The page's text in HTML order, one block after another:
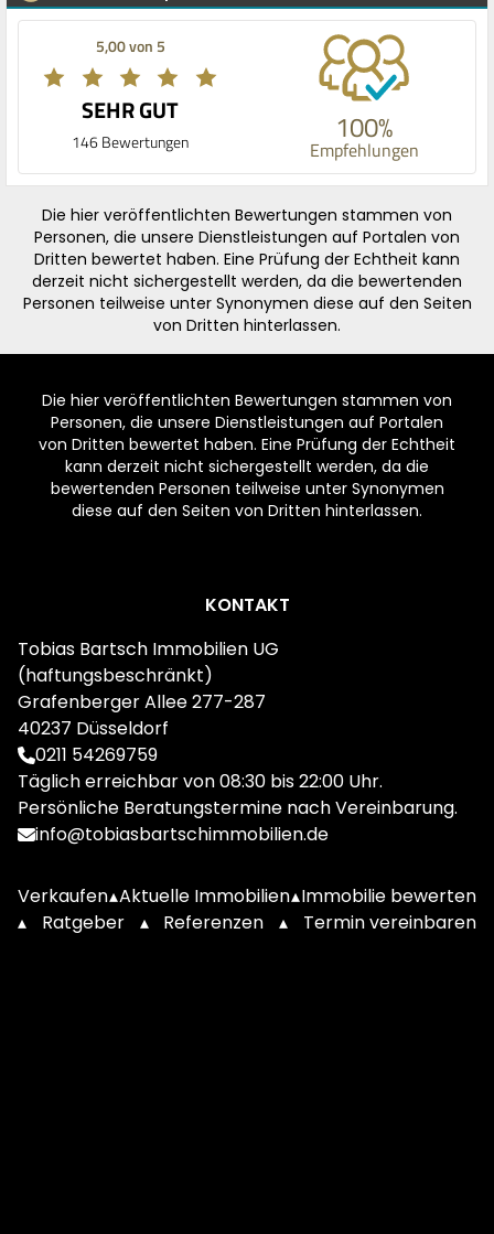
5,00 von 5
SEHR GUT
146 Bewertungen 100%
Empfehlungen
Die hier veröffentlichten Bewertungen stammen von
Personen, die unsere Dienstleistungen auf Portalen von
Dritten bewertet haben. Eine Prüfung der Echtheit kann
derzeit nicht sichergestellt werden, da die bewertenden
Personen teilweise unter Synonymen diese auf den Seiten
von Dritten hinterlassen.
Die hier veröffentlichten Bewertungen stammen von
Personen, die unsere Dienstleistungen auf Portalen
von Dritten bewertet haben. Eine Prüfung der Echtheit
kann derzeit nicht sichergestellt werden, da die
bewertenden Personen teilweise unter Synonymen
diese auf den Seiten von Dritten hinterlassen.
KONTAKT
Tobias Bartsch Immobilien UG
(haftungsbeschränkt)
Grafenberger Allee 277-287
40237 Düsseldorf
0211 54269759
Täglich erreichbar von 08:30 bis 22:00 Uhr.
Persönliche Beratungstermine nach Vereinbarung.
info@tobiasbartschimmobilien.de
Verkaufen▴Aktuelle Immobilien▴Immobilie bewerten
▴
Ratgeber ▴ Referenzen ▴ Termin vereinbaren